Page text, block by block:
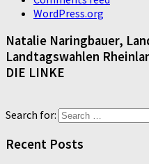
WordPress.org
Natalie Naringbauer,
Landtagswahlen
DIE LINKE
Search for:
Recent Posts